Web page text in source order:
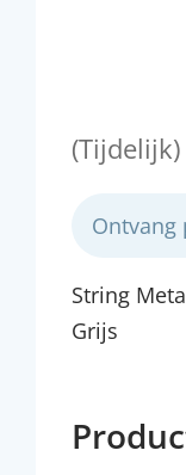
Ontvang
String
Grijs